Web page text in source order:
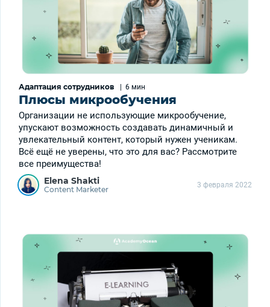
Адаптация сотрудников 6 мин
Плюсы микрообучения
Организации не использующие микрообучение,
упускают возможность создавать динамичный и
увлекательный контент, который нужен ученикам.
Всё ещё не уверены, что это для вас? Рассмотрите
все преимущества!
Elena Shakti
Content Marketer 3 февраля 2022